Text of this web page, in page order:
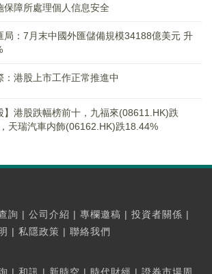
保障所處理個人信息安全
局：7月末中國外匯儲備規模34188億美元 升
：港股上市工作正常推進中
】港股跌幅榜前十，九福來(08611.HK)跌
天瑞汽車内飾(06162.HK)跌18.44%
詢 | 公司介紹 | 專欄邀稿 | 投資者關係 |
| 私隱政策 | 聯絡我們